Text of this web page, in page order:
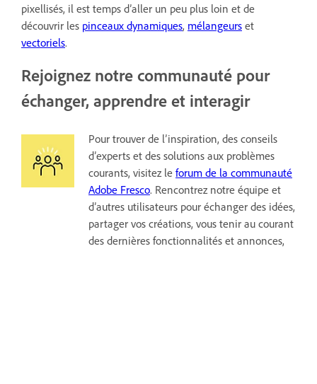
pixellisés, il est temps d’aller un peu plus loin et de
découvrir les pinceaux dynamiques, mélangeurs et
vectoriels.
Rejoignez notre communauté pour
échanger, apprendre et interagir
Pour trouver de l’inspiration, des conseils
d’experts et des solutions aux problèmes
courants, visitez le forum de la communauté
Adobe Fresco. Rencontrez notre équipe et
d’autres utilisateurs pour échanger des idées,
partager vos créations, vous tenir au courant
des dernières fonctionnalités et annonces,